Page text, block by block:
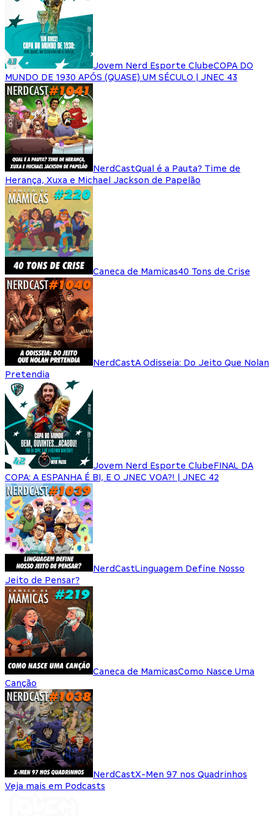
Jovem Nerd Esporte ClubeCOPA DO
MUNDO DE 1930 APÓS (QUASE) UM SÉCULO | JNEC 43
NerdCastQual é a Pauta? Time de
Herança, Xuxa e Michael Jackson de Papelão
Caneca de Mamicas40 Tons de Crise
NerdCastA Odisseia: Do Jeito Que Nolan
Pretendia
Jovem Nerd Esporte ClubeFINAL DA
COPA: A ESPANHA É BI, E O JNEC VOA?! | JNEC 42
NerdCastLinguagem Define Nosso
Jeito de Pensar?
Caneca de MamicasComo Nasce Uma
Canção
NerdCastX-Men 97 nos Quadrinhos
Veja mais em Podcasts